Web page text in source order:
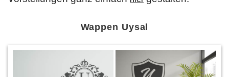
Wappen Uysal